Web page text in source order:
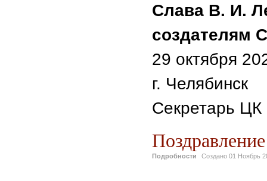
Слава В. И.
создателям
29 октября
г. Челябинск
Секретарь
Поздравление
Подробности Создано 01 Ноябрь